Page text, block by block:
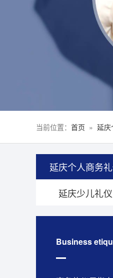
当前位置： 首页 » 延庆
延庆个人商务
延庆少儿礼仪
Business